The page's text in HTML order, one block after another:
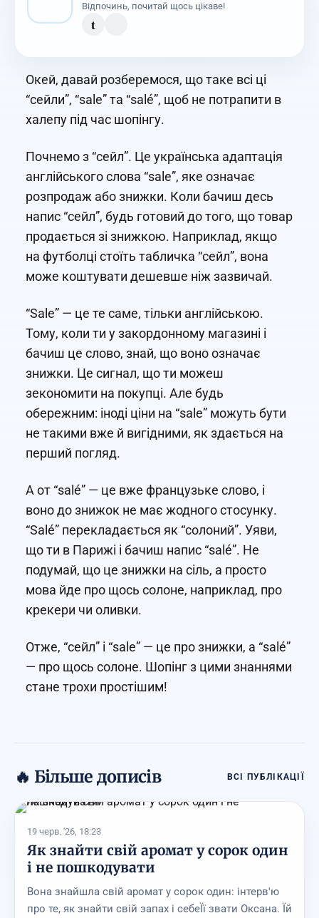
Відпочинь, почитай щось цікаве!
t
Окей, давай розберемося, що таке всі ці
“сейли”, “sale” та “salé”, щоб не потрапити в
халепу під час шопінгу.
Почнемо з “сейл”. Це українська адаптація
англійського слова “sale”, яке означає
розпродаж або знижки. Коли бачиш десь
напис “сейл”, будь готовий до того, що товар
продається зі знижкою. Наприклад, якщо
на футболці стоїть табличка “сейл”, вона
може коштувати дешевше ніж зазвичай.
“Sale” — це те саме, тільки англійською.
Тому, коли ти у закордонному магазині і
бачиш це слово, знай, що воно означає
знижки. Це сигнал, що ти можеш
зекономити на покупці. Але будь
обережним: іноді ціни на “sale” можуть бути
не такими вже й вигідними, як здається на
перший погляд.
А от “salé” — це вже французьке слово, і
воно до знижок не має жодного стосунку.
“Salé” перекладається як “солоний”. Уяви,
що ти в Парижі і бачиш напис “salé”. Не
подумай, що це знижки на сіль, а просто
мова йде про щось солоне, наприклад, про
крекери чи оливки.
Отже, “сейл” і “sale” — це про знижки, а “salé”
— про щось солоне. Шопінг з цими знаннями
стане трохи простішим!
🔥 Більше дописів ВСІ ПУБЛІКАЦІЇ
19 черв. '26, 18:23
Як знайти свій аромат у сорок один
і не пошкодувати
Вона знайшла свій аромат у сорок один: інтерв'ю
про те, як знайти свій запах і себеЇї звати Оксана. Їй